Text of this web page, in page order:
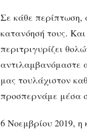
Σε κάθε περίπτωση,
κατανόησή τους.
περιτριγυρίζει
αντιλαμβανόμαστε
μας τουλάχιστον
προσπερνάμε μέσα
6 Νοεμβρίου 2019, η